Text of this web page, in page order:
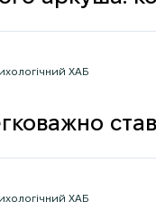
до
ХАБ
ХАБ